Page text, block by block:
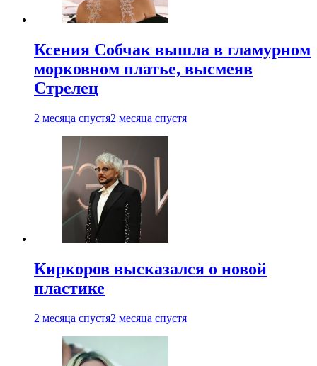
Ксения Собчак вышла в гламурном
морковном платье, высмеяв
Стрелец
2 месяца спустя2 месяца спустя
Киркоров высказался о новой
пластике
2 месяца спустя2 месяца спустя